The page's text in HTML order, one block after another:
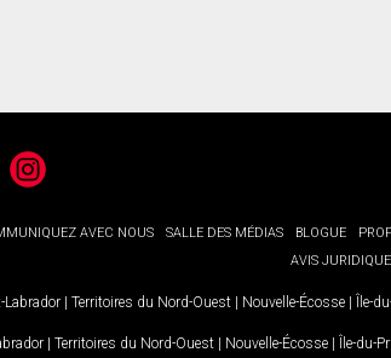
Instagram
AVEC NOUS SALLE DES MÉDIAS BLOGUE
AVIS JURIDIQUE
Labrador | Territoires du Nord-Ouest | Nouvelle-Écosse | Île-
| Territoires du Nord-Ouest | Nouvelle-Écosse | Île-du-